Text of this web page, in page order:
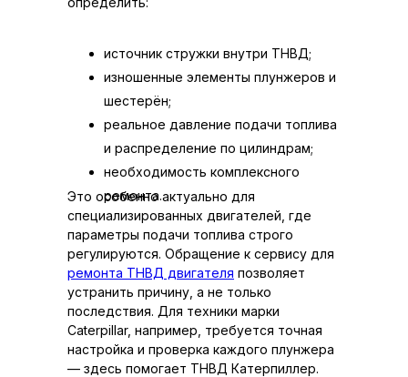
Это особенно актуально для
специализированных двигателей, где
параметры подачи топлива строго
регулируются. Обращение к сервису для
ремонта ТНВД двигателя позволяет
устранить причину, а не только
последствия. Для техники марки
Caterpillar, например, требуется точная
настройка и проверка каждого плунжера
— здесь помогает ТНВД Катерпиллер.
источник стружки внутри ТНВД;
изношенные элементы плунжеров и
шестерён;
реальное давление подачи топлива
и распределение по цилиндрам;
необходимость комплексного
ремонта.